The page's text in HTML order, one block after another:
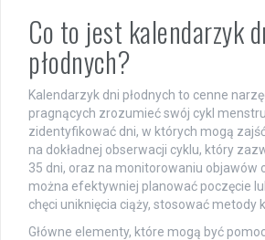
Co to jest kalendarzyk
płodnych?
Kalendarzyk dni płodnych to cenne
pragnących zrozumieć swój cykl
zidentyfikować dni, w których mogą
na dokładnej obserwacji cyklu, który
35 dni, oraz na monitorowaniu objawów
można efektywniej planować poczęcie
chęci uniknięcia ciąży, stosować metody
Główne elementy, które mogą być